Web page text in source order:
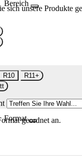
Bereich
sich unsere Produkte
R10
R11+
Formatgeordnet an.